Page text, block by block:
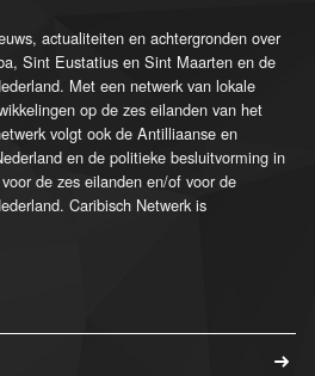
actualiteiten en achtergronden over
Sint Eustatius en Sint Maarten en de
Met een netwerk van lokale
op de zes eilanden van het
volgt ook de Antilliaanse en
en de politieke besluitvorming in
de zes eilanden en/of voor de
Caribisch Netwerk is